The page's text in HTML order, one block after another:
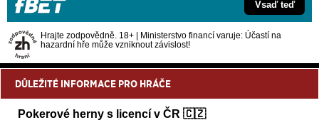
Vsaď teď
Hrajte zodpovědně. 18+ | Ministerstvo financí varuje: Účastí na
hazardní hře může vzniknout závislost!
DŮLEŽITÉ INFORMACE PRO HRÁČE
Pokerové herny s licencí v ČR 🇨🇿